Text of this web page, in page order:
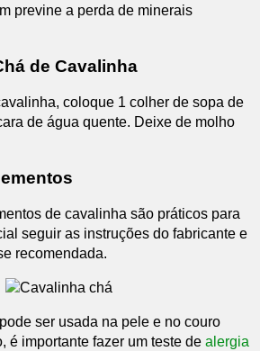
previne a perda de minerais
de Cavalinha
coloque 1 colher de sopa de
de água quente. Deixe de molho
de cavalinha são práticos para
seguir as instruções do fabricante e
recomendada.
ser usada na pele e no couro
é importante fazer um teste de alergia